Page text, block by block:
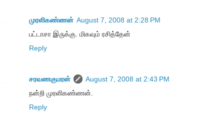
முரளிகண்ணன் August 7, 2008 at 2:28 PM
பட்டாசா இருக்கு. மிகவும் ரசித்தேன்
Reply
சரவணகுமரன்
August 7, 2008 at 2:43 PM
நன்றி முரளிகண்ணன்.
Reply